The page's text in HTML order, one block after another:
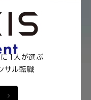
1人が選ぶ
サル転職